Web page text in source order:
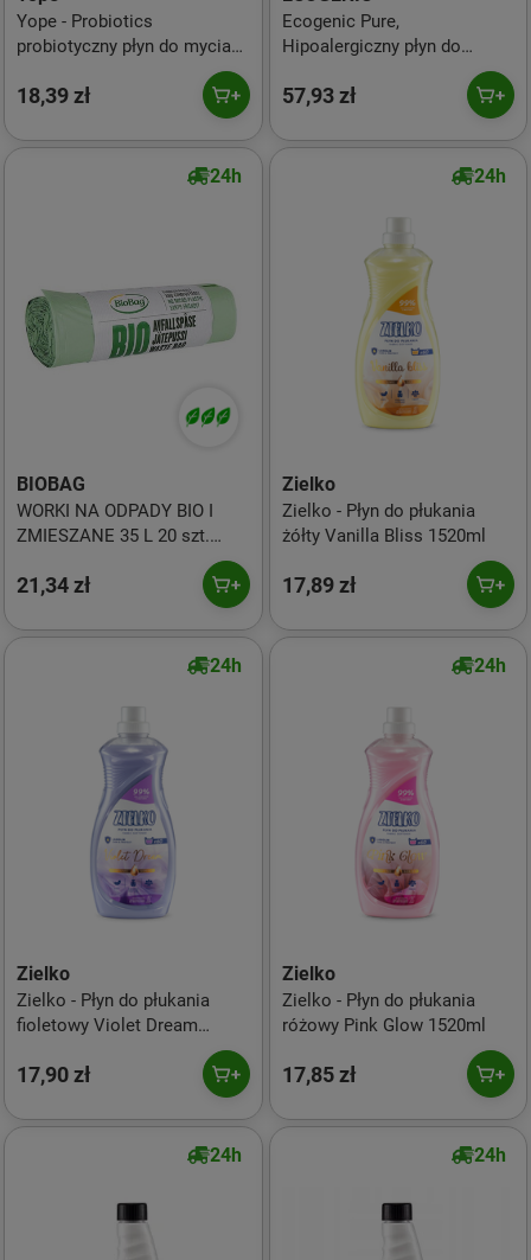
Yope - Probiotics
probiotyczny płyn do mycia
18,39 zł
Ecogenic Pure,
Hipoalergiczny płyn do
prania, bezzapachowy, 1000
ml
57,93 zł
24h
BIOBAG
WORKI NA ODPADY BIO I
ZMIESZANE 35 L 20 szt.
BIODEGRADOWALNE) -
21,34 zł
24h
Zielko
Zielko - Płyn do płukania
żółty Vanilla Bliss 1520ml
17,89 zł
24h
Zielko
Zielko - Płyn do płukania
fioletowy Violet Dream
17,90 zł
24h
Zielko
Zielko - Płyn do płukania
różowy Pink Glow 1520ml
17,85 zł
24h 24h